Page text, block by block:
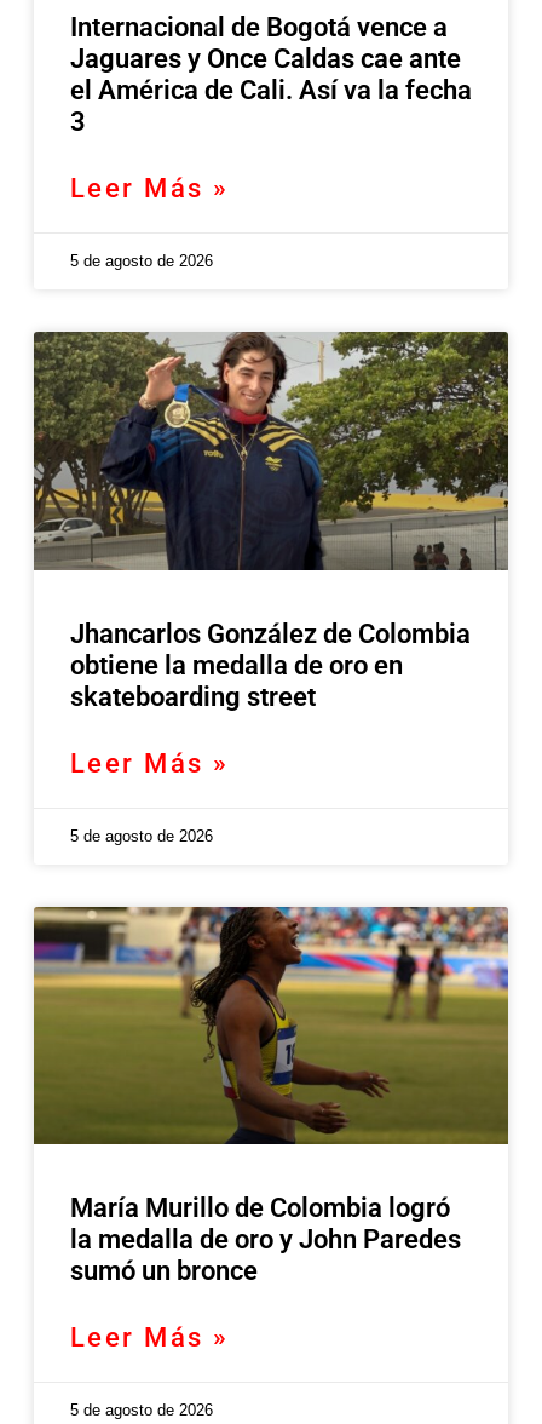
Internacional de Bogotá vence a
Jaguares y Once Caldas cae ante
el América de Cali. Así va la fecha
3
Leer Más »
5 de agosto de 2026
Jhancarlos González de Colombia
obtiene la medalla de oro en
skateboarding street
Leer Más »
5 de agosto de 2026
María Murillo de Colombia logró
la medalla de oro y John Paredes
sumó un bronce
Leer Más »
5 de agosto de 2026